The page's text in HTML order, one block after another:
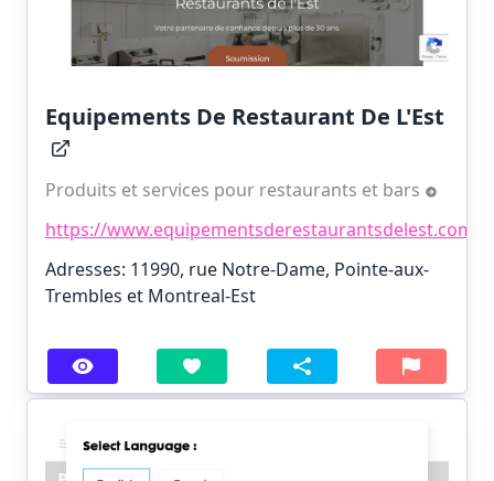
Equipements De Restaurant De L'Est
Produits et services pour restaurants et bars
https://www.equipementsderestaurantsdelest.com/
Adresses: 11990, rue Notre-Dame, Pointe-aux-
Trembles et Montreal-Est